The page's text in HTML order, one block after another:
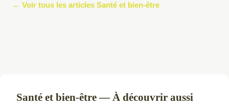
← Voir tous les articles Santé et bien-être
Santé et bien-être — À découvrir aussi